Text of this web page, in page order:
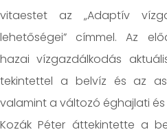
vitaestet az „Adaptív
lehetőségei” címmel. Az
hazai vízgazdálkodás
tekintettel a belvíz és az
valamint a változó éghajlati és
Kozák Péter áttekintette a